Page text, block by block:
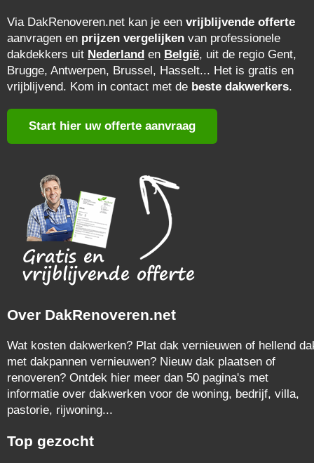
Via DakRenoveren.net kan je een vrijblijvende offerte
aanvragen en prijzen vergelijken van professionele
dakdekkers uit Nederland en België, uit de regio Gent,
Brugge, Antwerpen, Brussel, Hasselt... Het is gratis en
vrijblijvend. Kom in contact met de beste dakwerkers.
Start hier uw offerte aanvraag
Over DakRenoveren.net
Wat kosten dakwerken? Plat dak vernieuwen of hellend
met dakpannen vernieuwen? Nieuw dak plaatsen of
renoveren? Ontdek hier meer dan 50 pagina's met
informatie over dakwerken voor de woning, bedrijf, villa,
pastorie, rijwoning...
Top gezocht